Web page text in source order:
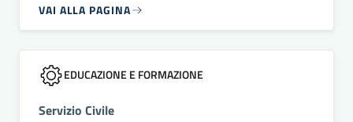
VAI ALLA PAGINA
EDUCAZIONE E FORMAZIONE
Servizio Civile